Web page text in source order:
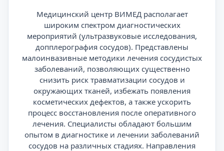
Медицинский центр ВИМЕД располагает
широким спектром диагностических
мероприятий (ультразвуковые исследования,
допплерография сосудов). Представлены
малоинвазивные методики лечения сосудистых
заболеваний, позволяющих существенно
снизить риск травматизации сосудов и
окружающих тканей, избежать появления
косметических дефектов, а также ускорить
процесс восстановления после оперативного
лечения. Специалисты обладают большим
опытом в диагностике и лечении заболеваний
сосудов на различных стадиях. Направления